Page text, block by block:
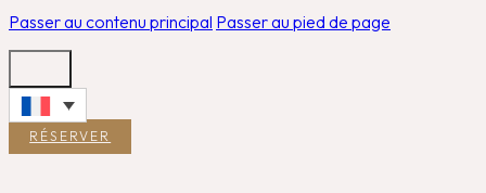
Passer au contenu principal Passer au pied de page
RÉSERVER